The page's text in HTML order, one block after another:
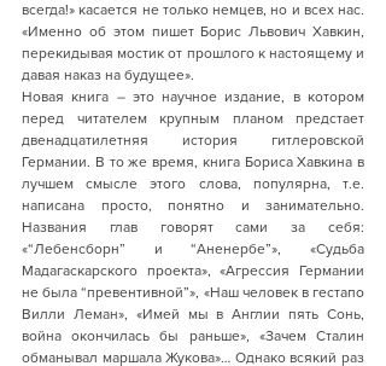
всегда!» касается не только немцев, но и всех нас.
«Именно об этом пишет Борис Львович Хавкин,
перекидывая мостик от прошлого к настоящему и
давая наказ на будущее».
Новая книга – это научное издание, в котором
перед читателем крупным планом предстает
двенадцатилетняя история гитлеровской
Германии. В то же время, книга Бориса Хавкина в
лучшем смысле этого слова, популярна, т.е.
написана просто, понятно и занимательно.
Названия глав говорят сами за себя:
«“Лебенсборн” и “Аненербе”», «Судьба
Мадагаскарского проекта», «Агрессия Германии
не была “превентивной”», «Наш человек в гестапо
Вилли Леман», «Имей мы в Англии пять Сонь,
война окончилась бы раньше», «Зачем Сталин
обманывал маршала Жукова»… Однако всякий раз